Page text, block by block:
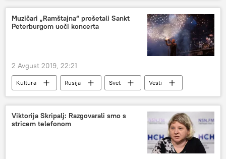
Muzičari „Ramštajna“ prošetali Sankt
Peterburgom uoči koncerta
2 Avgust 2019, 22:21
Kultura Rusija Svet
Vesti
ramštajn
rok koncert
Sankt Peterburg
Viktorija Skripalj: Razgovarali smo s
stricem telefonom